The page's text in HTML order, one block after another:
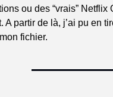
ou des “vrais”
A partir de là, j’ai pu en
fichier.